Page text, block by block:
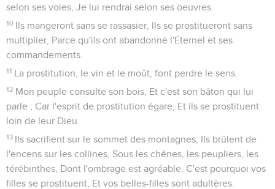
selon ses voies, Je lui rendrai selon ses oeuvres.
10 Ils mangeront sans se rassasier, Ils se prostitueront sans
multiplier, Parce qu'ils ont abandonné l'Éternel et ses
commandements.
11 La prostitution, le vin et le moût, font perdre le sens.
12 Mon peuple consulte son bois, Et c'est son bâton qui lui
parle ; Car l'esprit de prostitution égare, Et ils se prostituent
loin de leur Dieu.
13 Ils sacrifient sur le sommet des montagnes, Ils brûlent de
l'encens sur les collines, Sous les chênes, les peupliers, les
térébinthes, Dont l'ombrage est agréable. C'est pourquoi vos
filles se prostituent, Et vos belles-filles sont adultères.